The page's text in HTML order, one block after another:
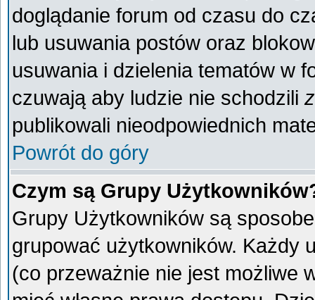
doglądanie forum od czasu do
lub usuwania postów oraz
usuwania i dzielenia tematów w
czuwają aby ludzie nie schodzili
publikowali nieodpowiednich
Powrót do góry
Czym są Grupy
Grupy Użytkowników są
grupować użytkowników. Każdy
(co przeważnie nie jest możliwe